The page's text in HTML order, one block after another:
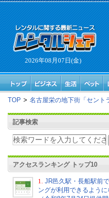
2026年08月07日(金)
TOP > 名古屋栄の地下街「セント
記事検索
アクセスランキング トップ10
1.
JR邑久駅・長船駅前
ングが利用できるように